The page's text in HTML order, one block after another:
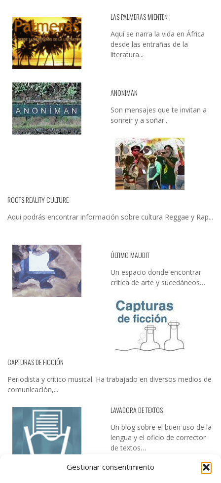
Gestionar consentimiento
LAS PALMERAS MIENTEN
Aquí se narra la vida en África
desde las entrañas de la
literatura...
ANONIMAN
Son mensajes que te invitan a
sonreír y a soñar...
ROOTS REALITY CULTURE
Aqui podrás encontrar información sobre cultura Reggae y Rap...
ÚLTIMO MAUDIT
Un espacio donde encontrar
crítica de arte y sucedáneos…
CAPTURAS DE FICCIÓN
Periodista y crítico musical. Ha trabajado en diversos medios de
comunicación,...
LAVADORA DE TEXTOS
Un blog sobre el buen uso de la
lengua y el oficio de corrector
de textos…